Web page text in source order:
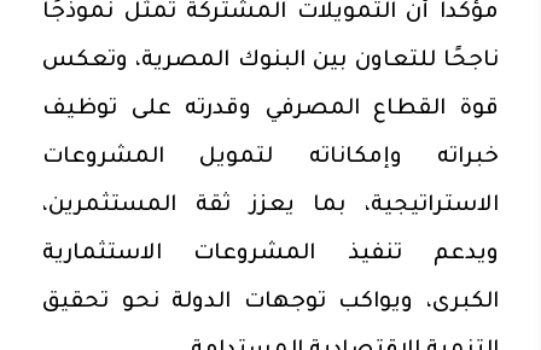
مؤكداً أن التمويلات المشتركة تمثل نموذجًا
ناجحًا للتعاون بين البنوك المصرية، وتعكس
قوة القطاع المصرفي وقدرته على توظيف
خبراته وإمكاناته لتمويل المشروعات
الاستراتيجية، بما يعزز ثقة المستثمرين،
ويدعم تنفيذ المشروعات الاستثمارية
الكبرى، ويواكب توجهات الدولة نحو تحقيق